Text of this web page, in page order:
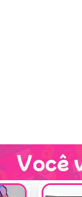
Você